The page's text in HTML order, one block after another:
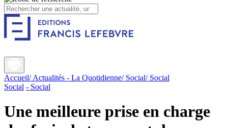
Accueil/ Actualités - La Quotidienne/ Social/ Social
Social - Social
Une meilleure prise en charge